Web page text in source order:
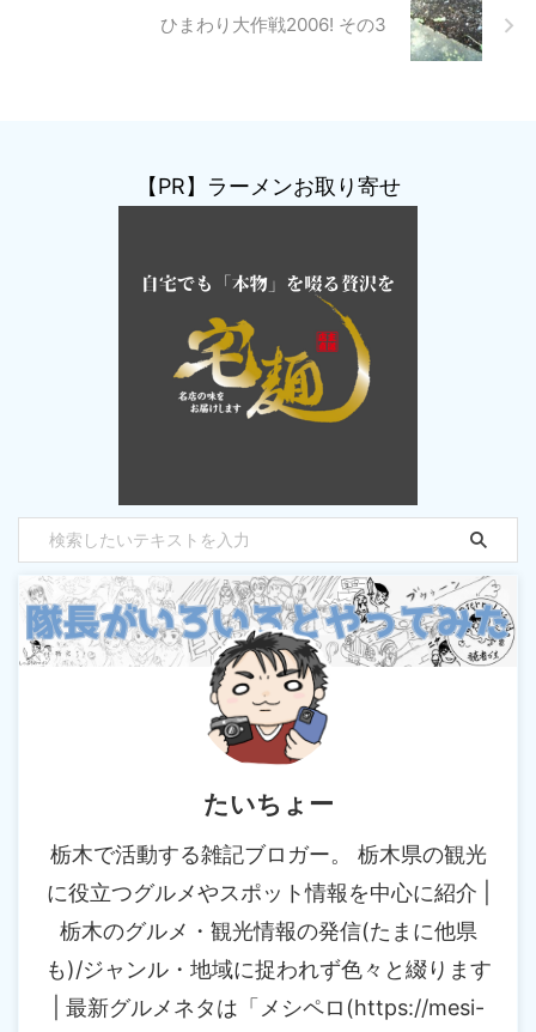
ひまわり大作戦2006! その3
【PR】ラーメンお取り寄せ
たいちょー
栃木で活動する雑記ブロガー。 栃木県の観光
に役立つグルメやスポット情報を中心に紹介 |
栃木のグルメ・観光情報の発信(たまに他県
も)/ジャンル・地域に捉われず色々と綴ります
| 最新グルメネタは「メシペロ(https://mesi-